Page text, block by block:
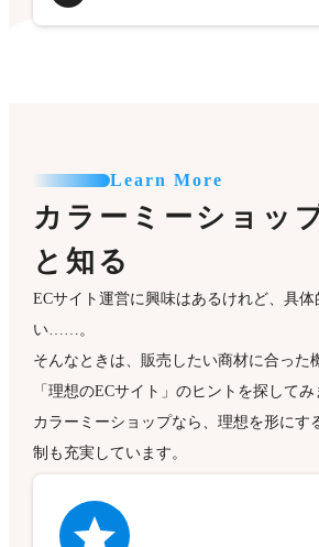
Learn More
カラーミーショッ
と知る
ECサイト運営に興味はあるけれど、具
い……。
そんなときは、販売したい商材に合った
「理想のECサイト」のヒントを探してみ
カラーミーショップなら、理想を形にす
制も充実しています。